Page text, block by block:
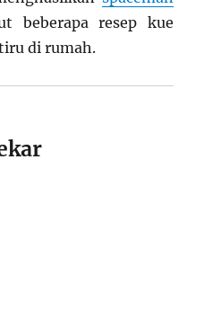
beberapa resep kue
di rumah.